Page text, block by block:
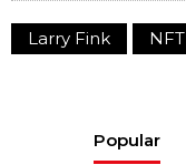
Larry Fink NFT
Popular